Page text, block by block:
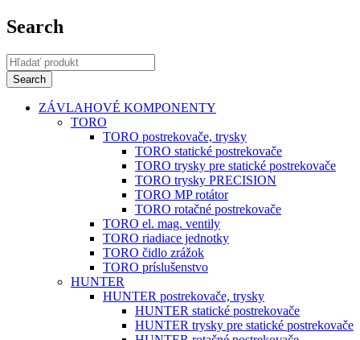
Search
ZÁVLAHOVÉ KOMPONENTY
TORO
TORO postrekovače, trysky
TORO statické postrekovače
TORO trysky pre statické postrekovače
TORO trysky PRECISION
TORO MP rotátor
TORO rotačné postrekovače
TORO el. mag. ventily
TORO riadiace jednotky
TORO čidlo zrážok
TORO príslušenstvo
HUNTER
HUNTER postrekovače, trysky
HUNTER statické postrekovače
HUNTER trysky pre statické postrekovače